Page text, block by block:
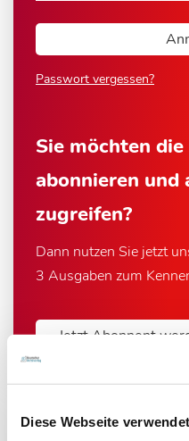
Diese Webseite
Passwort vergessen?
Sie möchten
abonnieren
zugreifen?
Dann nutzen Sie jetzt
3 Ausgaben zum
Jetzt Abonnent